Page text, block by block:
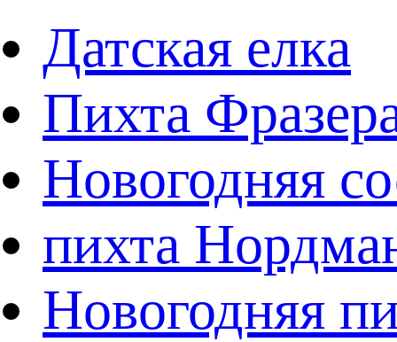
Датская елка
Пихта
Новогодняя
пихта
Новогодняя